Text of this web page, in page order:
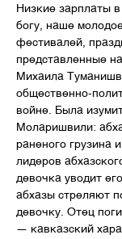
Низкие зарплаты
богу, наше
фестивалей,
представленные
Михаила
общественно-
войне. Была
Моларишвили:
раненого грузина
лидеров
девочка уводит
абхазы стреляют
девочку. Отец
— кавказский